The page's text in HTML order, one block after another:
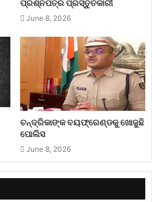
ପ୍ରଶ୍ନପତ୍ର ପ୍ରସ୍ତୁତକାରୀ
June 8, 2026
ଚନ୍ଦ୍ରିକାଙ୍କ ବୟଫ୍ରେଣ୍ଡକୁ ଖୋଜୁଛି
ପୋଲିସ
June 8, 2026